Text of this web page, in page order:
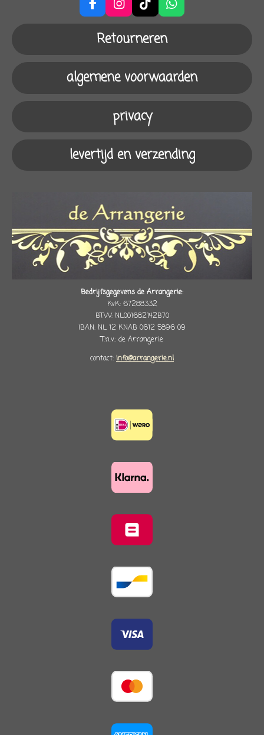
F
a
b
o
k
I
n
s
t
a
r
a
m
T
i
k
T
o
W
h
s
p
p
Retourneren
algemene voorwaarden
privacy
levertijd en verzending
Bedrijfsgegevens de Arrangerie:
KvK: 67288332
BTW: NL001682142B70
IBAN: NL 12 KNAB 0612 5896 09
T.n.v.: de Arrangerie
contact: info@arrangerie.nl